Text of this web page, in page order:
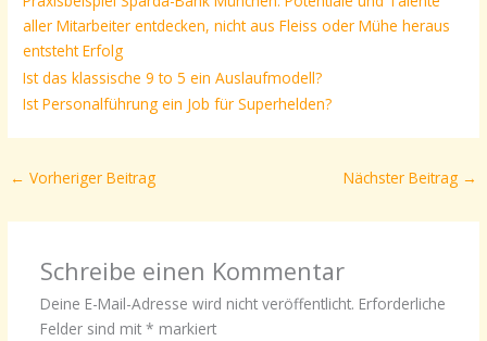
aller Mitarbeiter entdecken, nicht aus Fleiss oder Mühe heraus
entsteht Erfolg
Ist das klassische 9 to 5 ein Auslaufmodell?
Ist Personalführung ein Job für Superhelden?
← Vorheriger Beitrag Nächster Beitrag →
Schreibe einen Kommentar
Deine E-Mail-Adresse wird nicht veröffentlicht. Erforderliche
Felder sind mit * markiert